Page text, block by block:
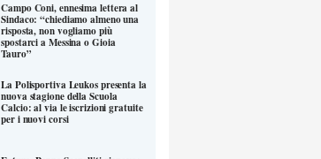
Campo Coni, ennesima lettera al
Sindaco: “chiediamo almeno una
risposta, non vogliamo più
spostarci a Messina o Gioia
Tauro”
La Polisportiva Leukos presenta la
nuova stagione della Scuola
Calcio: al via le iscrizioni gratuite
per i nuovi corsi